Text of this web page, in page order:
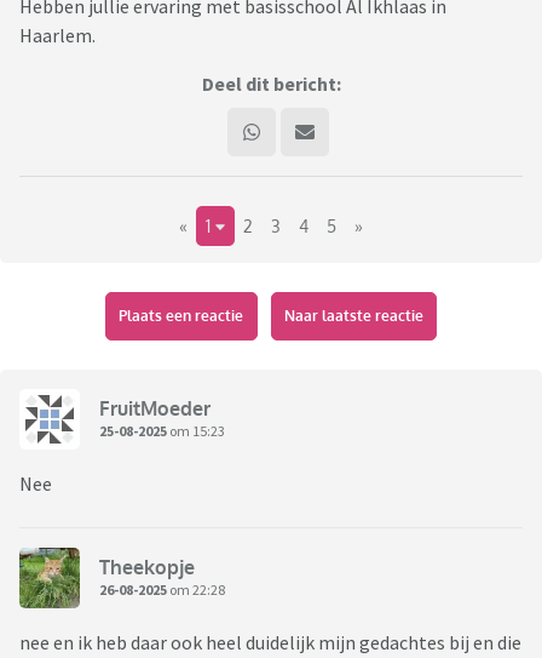
Hebben jullie ervaring met basisschool Al Ikhlaas in
Haarlem.
Deel dit bericht:
« 1 2 3 4 5 »
Plaats een reactie Naar laatste reactie
FruitMoeder
25-08-2025 om 15:23
Nee
Theekopje
26-08-2025 om 22:28
nee en ik heb daar ook heel duidelijk mijn gedachtes bij en die